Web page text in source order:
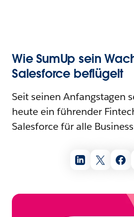
Wie SumUp sein
Salesforce beflügelt
Seit seinen Anfangstagen
heute ein führender
Salesforce für alle